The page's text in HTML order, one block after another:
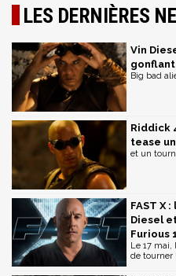
LES DERNIÈRES
Vin
gonflant
Big bad
Riddick
tease
et un
FAST X
Diesel
Furious
Le 17 mai,
de tourner !